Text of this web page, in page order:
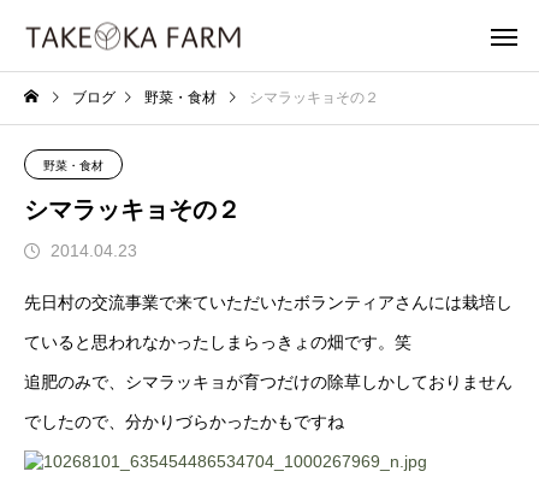
ブログ 野菜・食材 シマラッキョその２
野菜・食材
シマラッキョその２
2014.04.23
先日村の交流事業で来ていただいたボランティアさんには栽培し
ていると思われなかったしまらっきょの畑です。笑
追肥のみで、シマラッキョが育つだけの除草しかしておりません
でしたので、分かりづらかったかもですね